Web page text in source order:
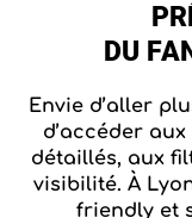
DU
Envie d’aller
d’accéder
détaillés, aux
visibilité. À
friendly et